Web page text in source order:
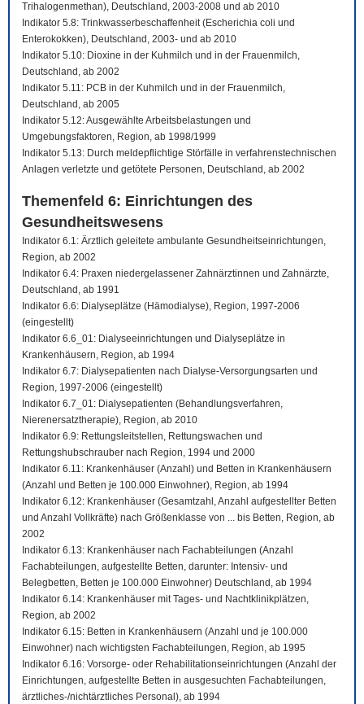
Trihalogenmethan), Deutschland, 2003-2008 und ab 2010
Indikator 5.8: Trinkwasserbeschaffenheit (Escherichia coli und
Enterokokken), Deutschland, 2003- und ab 2010
Indikator 5.10: Dioxine in der Kuhmilch und in der Frauenmilch,
Deutschland, ab 2002
Indikator 5.11: PCB in der Kuhmilch und in der Frauenmilch,
Deutschland, ab 2005
Indikator 5.12: Ausgewählte Arbeitsbelastungen und
Umgebungsfaktoren, Region, ab 1998/1999
Indikator 5.13: Durch meldepflichtige Störfälle in verfahrenstechnischen
Anlagen verletzte und getötete Personen, Deutschland, ab 2002
Themenfeld 6: Einrichtungen des
Gesundheitswesens
Indikator 6.1: Ärztlich geleitete ambulante Gesundheitseinrichtungen,
Region, ab 2002
Indikator 6.4: Praxen niedergelassener Zahnärztinnen und Zahnärzte,
Deutschland, ab 1991
Indikator 6.6: Dialyseplätze (Hämodialyse), Region, 1997-2006
(eingestellt)
Indikator 6.6_01: Dialyseeinrichtungen und Dialyseplätze in
Krankenhäusern, Region, ab 1994
Indikator 6.7: Dialysepatienten nach Dialyse-Versorgungsarten und
Region, 1997-2006 (eingestellt)
Indikator 6.7_01: Dialysepatienten (Behandlungsverfahren,
Nierenersatztherapie), Region, ab 2010
Indikator 6.9: Rettungsleitstellen, Rettungswachen und
Rettungshubschrauber nach Region, 1994 und 2000
Indikator 6.11: Krankenhäuser (Anzahl) und Betten in Krankenhäusern
(Anzahl und Betten je 100.000 Einwohner), Region, ab 1994
Indikator 6.12: Krankenhäuser (Gesamtzahl, Anzahl aufgestellter Betten
und Anzahl Vollkräfte) nach Größenklasse von ... bis Betten, Region, ab
2002
Indikator 6.13: Krankenhäuser nach Fachabteilungen (Anzahl
Fachabteilungen, aufgestellte Betten, darunter: Intensiv- und
Belegbetten, Betten je 100.000 Einwohner) Deutschland, ab 1994
Indikator 6.14: Krankenhäuser mit Tages- und Nachtklinikplätzen,
Region, ab 2002
Indikator 6.15: Betten in Krankenhäusern (Anzahl und je 100.000
Einwohner) nach wichtigsten Fachabteilungen, Region, ab 1995
Indikator 6.16: Vorsorge- oder Rehabilitationseinrichtungen (Anzahl der
Einrichtungen, aufgestellte Betten in ausgesuchten Fachabteilungen,
ärztliches-/nichtärztliches Personal), ab 1994